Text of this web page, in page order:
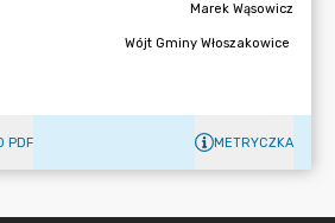
PDF METRYCZKA